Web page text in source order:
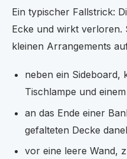
Ein typischer Fallstrick:
Ecke und wirkt verloren.
kleinen Arrangements
neben ein Sideboard,
Tischlampe und
an das Ende einer
gefalteten Decke
vor eine leere Wand,